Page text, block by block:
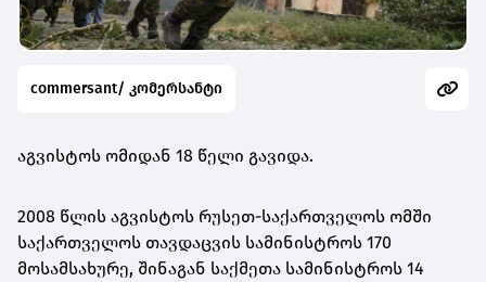
commersant/ კომერსანტი
აგვისტოს ომიდან 18 წელი გავიდა.
2008 წლის აგვისტოს რუსეთ-საქართველოს ომში
საქართველოს თავდაცვის სამინისტროს 170
მოსამსახურე, შინაგან საქმეთა სამინისტროს 14